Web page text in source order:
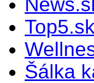
Top5.sk
Šálka